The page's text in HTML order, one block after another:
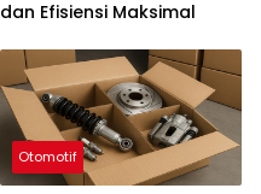
dan Efisiensi Maksimal
Otomotif